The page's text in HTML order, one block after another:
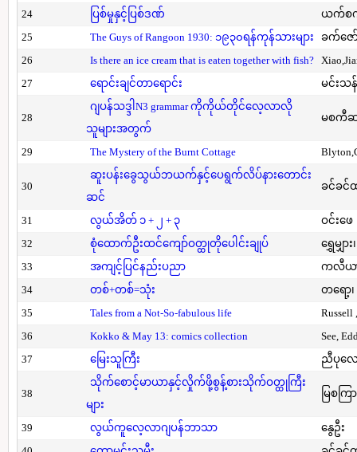
24
ပြစ်မှုနှင့်ပြစ်ဒဏ်
ယက်စကီ
25
The Guys of Rangoon 1930: ၁၉၃၀ရန်ကုန်သားများ
ခက်ဇေ
26
Is there an ice cream that is eaten together with fish?
27
ရောင်းချင်တာရောင်း မင်းသ
28
ဂျပန်သဒ္ဒါN3 grammar ကိုကိုယ်တိုင်လေ့လာလို
သူများအတွက်
မစကီ
29 The Mystery of the Burnt Cottage
30
ဆူးပန်းခွေသွယ်ဘယက်နှင့်ပေရွက်လိပ်နားတောင်း
ဆင်
ခင်ခင်
31 လွယ်အိတ် ၁ + ၂ + ၃
ဝင်းဖေ
32
စုံထောက်ဦးထင်ကျော်ဝတ္ထုတိုပေါင်းချုပ်
ရွှေမျှား
33
အကျင့်ပြင်နည်းပညာ
ကလီယာ
34
တစ်+တစ်=သုံး
တရော့၊
35
Tales from a Not-So-fabulous life
Russell
36
Kokko & May 13: comics collection
See,
37
မြေးသူကြီး ညီပုလေ
38
သိုက်စောင့်မာယာနှင့်လှိုက်ဖို့စွန့်စားသိုက်ဝတ္ထုကြီး
များ
မြစကြာ
39 လွယ်ကူလေ့လာဂျပန်ဘာသာ
နွေဦး